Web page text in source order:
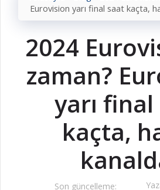
Eurovision yarı final saat kaçta,
2024
zaman?
yarı
kaçta,
Son güncelleme: